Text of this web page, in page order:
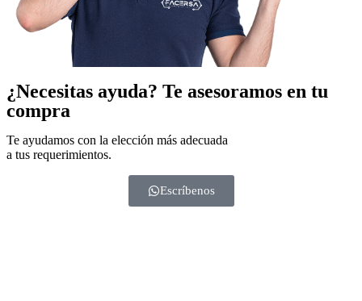
¿Necesitas ayuda? Te asesoramos en tu
compra
Te ayudamos con la elección más adecuada
a tus requerimientos.
Escríbenos